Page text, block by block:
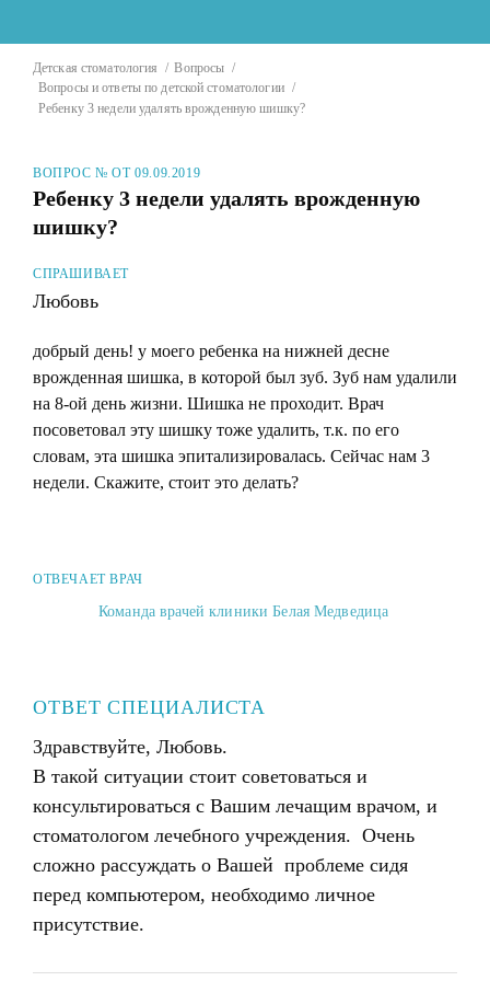
Детская стоматология
Вопросы
Вопросы и ответы по детской стоматологии
Ребенку 3 недели удалять врожденную шишку?
ВОПРОС № ОТ 09.09.2019
Ребенку 3 недели удалять врожденную
шишку?
СПРАШИВАЕТ
Любовь
добрый день! у моего ребенка на нижней десне
врожденная шишка, в которой был зуб. Зуб нам удалили
на 8-ой день жизни. Шишка не проходит. Врач
посоветовал эту шишку тоже удалить, т.к. по его
словам, эта шишка эпитализировалась. Сейчас нам 3
недели. Скажите, стоит это делать?
ОТВЕТ СПЕЦИАЛИСТА
Здравствуйте, Любовь.
В такой ситуации стоит советоваться и
консультироваться с Вашим лечащим врачом, и
стоматологом лечебного учреждения. Очень
сложно рассуждать о Вашей проблеме сидя
перед компьютером, необходимо личное
присутствие.
ОТВЕЧАЕТ ВРАЧ
Команда врачей клиники Белая Медведица